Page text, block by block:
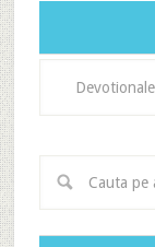
articole